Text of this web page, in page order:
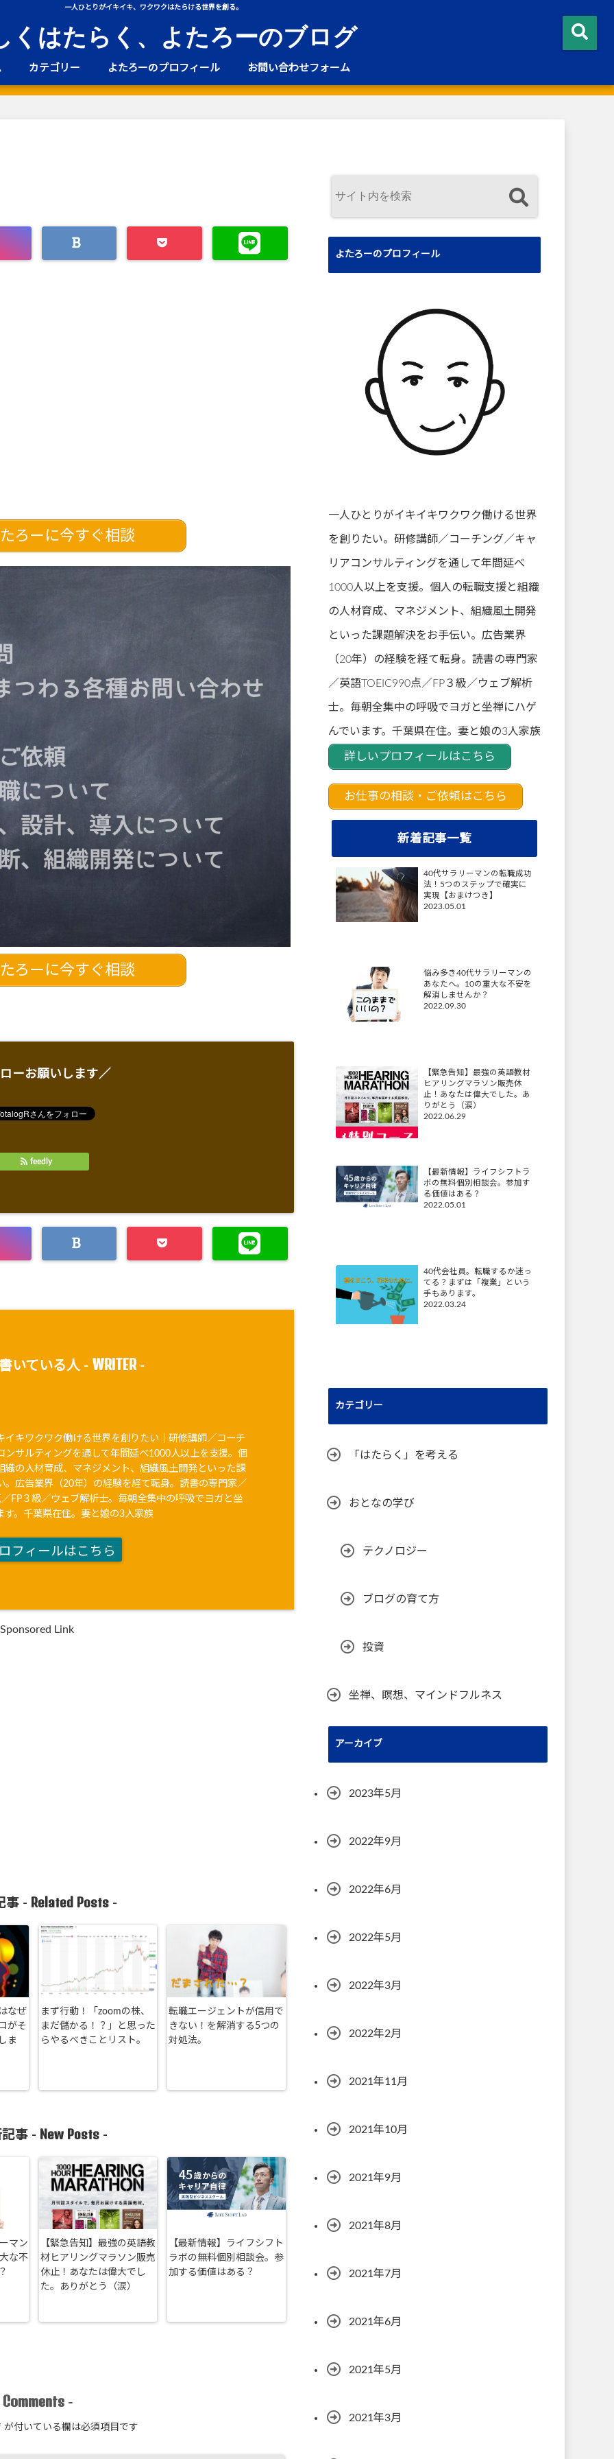
一人ひとりがイキイキ、ワクワクはたらける世界を創る。
くはたらく、よたろーのブログ
カテゴリー よたろーのプロフィール お問い合わせフォーム
ーに今すぐ相談
ーに今すぐ相談
ーお願いします／
feedly
いている人 - WRITER-
イキワクワク働ける世界を創りたい｜研修講師／コーチ
ンサルティングを通して年間延べ1000人以上を支援。個
織の人材育成、マネジメント、組織風土開発といった課
。広告業界（20年）の経験を経て転身。読書の専門家／
FP３級／ウェブ解析士。毎朝全集中の呼吸でヨガと坐
す。千葉県在住。妻と娘の3人家族
フィールはこちら
Sponsored Link
事 - Related Posts-
なぜ
がそ
ま
まず行動！「zoomの株、
まだ儲かる！？」と思った
らやるべきことリスト。
転職エージェントが信用で
きない！を解消する5つの
対処法。
事 - New Posts -
マン
な不
【緊急告知】最強の英語教
材ヒアリングマラソン販売
休止！あなたは偉大でし
た。ありがとう（涙）
【最新情報】ライフシフト
ラボの無料個別相談会。参
加する価値はある？
Comments -
が付いている欄は必須項目です
よたろーのプロフィール
一人ひとりがイキイキワクワク働ける世界
を創りたい。研修講師／コーチング／キャ
リアコンサルティングを通して年間延べ
1000人以上を支援。個人の転職支援と組織
の人材育成、マネジメント、組織風土開発
といった課題解決をお手伝い。広告業界
（20年）の経験を経て転身。読書の専門家
／英語TOEIC990点／FP３級／ウェブ解析
士。毎朝全集中の呼吸でヨガと坐禅にハゲ
んでいます。千葉県在住。妻と娘の3人家族
詳しいプロフィールはこちら
お仕事の相談・ご依頼はこちら
新着記事一覧
40代サラリーマンの転職成功
法！5つのステップで確実に
実現【おまけつき】
2023.05.01
悩み多き40代サラリーマンの
あなたへ。10の重大な不安を
解消しませんか？
2022.09.30
【緊急告知】最強の英語教材
ヒアリングマラソン販売休
止！あなたは偉大でした。あ
りがとう（涙）
2022.06.29
【最新情報】ライフシフトラ
ボの無料個別相談会。参加す
る価値はある？
2022.05.01
40代会社員。転職するか迷っ
てる？まずは「複業」という
手もあります。
2022.03.24
カテゴリー
「はたらく」を考える
おとなの学び
テクノロジー
ブログの育て方
投資
坐禅、瞑想、マインドフルネス
アーカイブ
2023年5月
2022年9月
2022年6月
2022年5月
2022年3月
2022年2月
2021年11月
2021年10月
2021年9月
2021年8月
2021年7月
2021年6月
2021年5月
2021年3月